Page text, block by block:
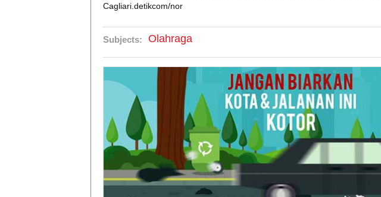
Cagliari.detikcom/nor
Subjects: Olahraga